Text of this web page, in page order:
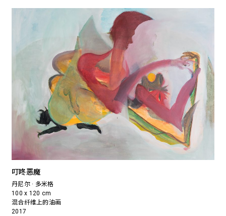
叮咚恶魔
丹尼尔 · 多米格
100 x 120 cm
混合纤维上的油画
2017